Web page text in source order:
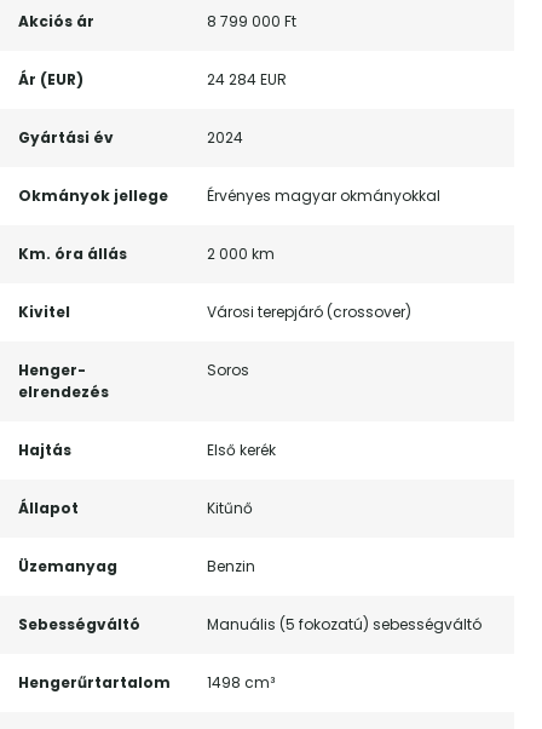
Akciós ár 8 799 000 Ft
Ár (EUR) 24 284 EUR
Gyártási év 2024
Okmányok jellege Érvényes magyar okmányokkal
Km. óra állás 2 000 km
Kivitel Városi terepjáró (crossover)
Henger-
elrendezés
Soros
Hajtás Első kerék
Állapot Kitűnő
Üzemanyag Benzin
Sebességváltó Manuális (5 fokozatú) sebességváltó
Hengerűrtartalom 1498 cm³